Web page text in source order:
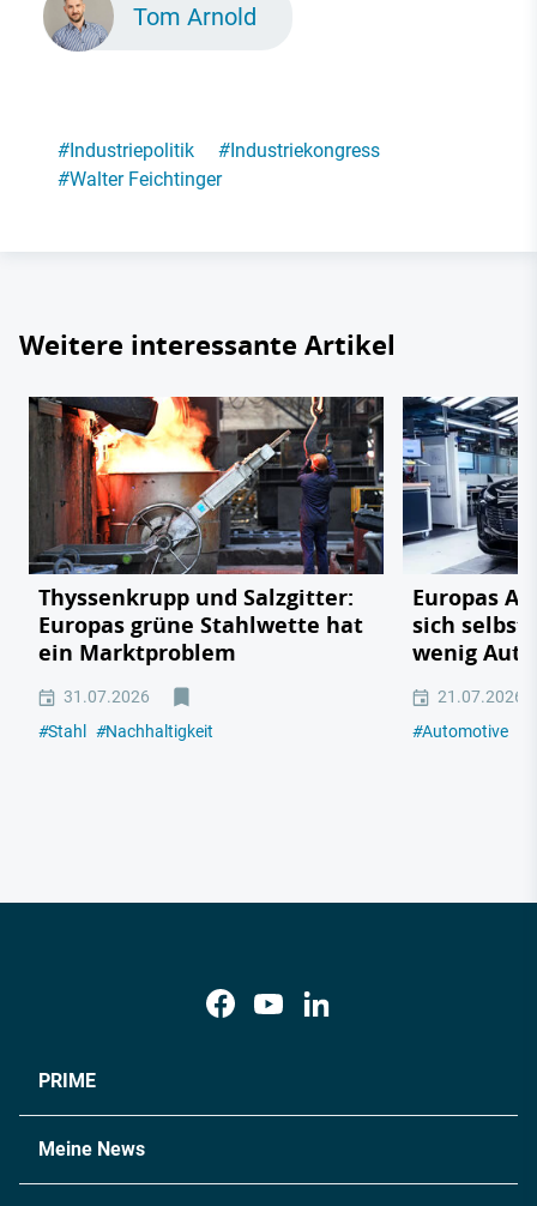
Tom Arnold
#Industriepolitik #Industriekongress
#Walter Feichtinger
Weitere interessante Artikel
Thyssenkrupp und Salzgitter:
Europas grüne Stahlwette hat
ein Marktproblem
31.07.2026
#Stahl #Nachhaltigkeit
Europas
sich
wenig
21.07.2026
#Automotive
PRIME
Meine News